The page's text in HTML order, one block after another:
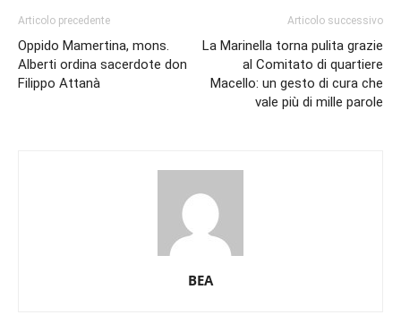
Articolo precedente
Oppido Mamertina, mons.
Alberti ordina sacerdote don
Filippo Attanà
Articolo successivo
La Marinella torna pulita grazie
al Comitato di quartiere
Macello: un gesto di cura che
vale più di mille parole
BEA